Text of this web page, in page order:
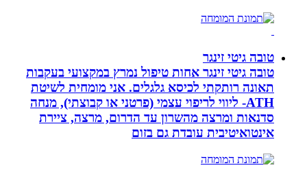
טובה גיטי זינגר
טובה גיטי זינגר אחות טיפול נמרץ במקצועי בעקבות
תאונה רותקתי לכיסא גלגלים. אני מומחית לשיטת
ATH- ליווי לריפוי עצמי (פרטני או קבוצתי), מנחה
סדנאות ומרצה מהשרון עד הדרום, מרצה, ציירת
אינטואיטיבית עובדת גם בזום